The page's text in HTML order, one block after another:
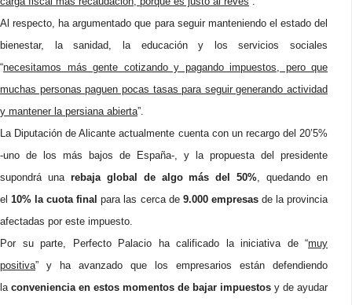
Al respecto, ha argumentado que para seguir manteniendo el estado del
bienestar, la sanidad, la educación y los servicios sociales
“necesitamos más gente cotizando y pagando impuestos, pero que
muchas personas paguen pocas tasas para seguir generando actividad
y mantener la persiana abierta”.
La Diputación de Alicante actualmente cuenta con un recargo del 20’5%
-uno de los más bajos de España-, y la propuesta del presidente
supondrá una rebaja global de algo más del 50%, quedando en
el10% la cuota final para las cerca de 9.000 empresas de la provincia
afectadas por este impuesto.
Por su parte, Perfecto Palacio ha calificado la iniciativa de “muy
positiva” y ha avanzado que los empresarios están defendiendo
la conveniencia en estos momentos de bajar impuestos y de ayudar